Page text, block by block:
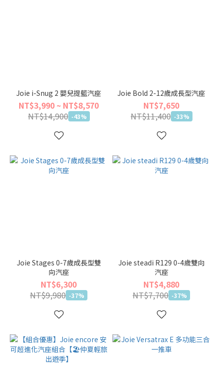
Joie i-Snug 2 嬰兒提籃汽座
NT$3,990 ~ NT$8,570
NT$14,900 -43%
Joie Bold 2-12歲成長型汽座
NT$7,650
NT$11,400 -33%
Joie Stages 0-7歲成長型雙
向汽座
NT$6,300
NT$9,980 -37%
Joie steadi R129 0-4歲雙向
汽座
NT$4,880
NT$7,700 -37%